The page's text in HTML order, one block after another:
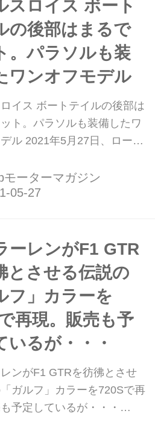
発表した。
スロイス ボート
の後部はまるで
。パラソルも装
ワンオフモデル
イス ボートテイルの後部は
ト。パラソルも装備したワ
ル 2021年5月27日、ロール
ボートテイル(Boat Tail)」
。ロールスロイスといえば
い「コーチビルド」部門の
で、将来のロールスロイス
モーターマガジン
ーレンがF1 GTR
とさせる伝説の
フ」カラーを
再現。販売も予
いるが・・・
ンがF1 GTRを彷彿とさせ
ガルフ」カラーを720Sで再
予定しているが・・・